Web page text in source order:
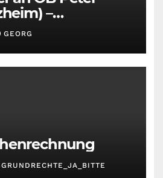
–
Gestank
GEORG
GRUNDRECHTE_JA_BITTE